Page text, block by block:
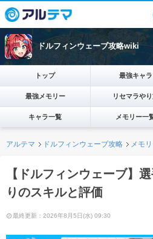
ドルフィンウェーブ攻略wiki
トップ 最強キャラ
最強メモリー リセマラや
キャラ一覧 メモリー一
アルテマ ドルフィンウェーブ攻略 メモ
【ドルフィンウェーブ】
りのスキルと評価
最終更新：2026年8月5日(水) 09:30